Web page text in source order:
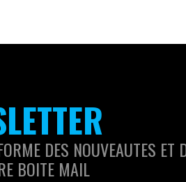
DES NOUVEAUTES ET
BOITE MAIL